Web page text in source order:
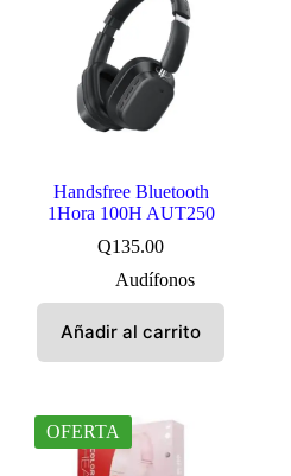
Handsfree Bluetooth
1Hora 100H AUT250
Q135.00
Audífonos
Añadir al carrito
OFERTA